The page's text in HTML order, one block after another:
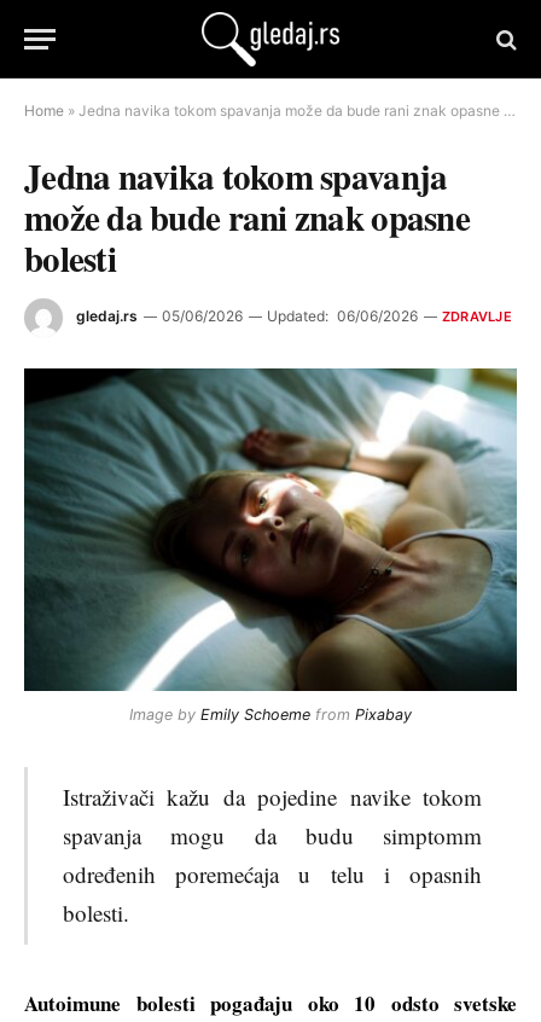
Home » Jedna navika tokom spavanja može da bude rani znak opasne bolesti
Jedna navika tokom spavanja
može da bude rani znak opasne
bolesti
gledaj.rs 05/06/2026 Updated: 06/06/2026 ZDRAVLJE
Image by Emily Schoeme from Pixabay
Istraživači kažu da pojedine navike tokom
spavanja mogu da budu simptomm
određenih poremećaja u telu i opasnih
bolesti.
Autoimune bolesti pogađaju oko 10 odsto svetske